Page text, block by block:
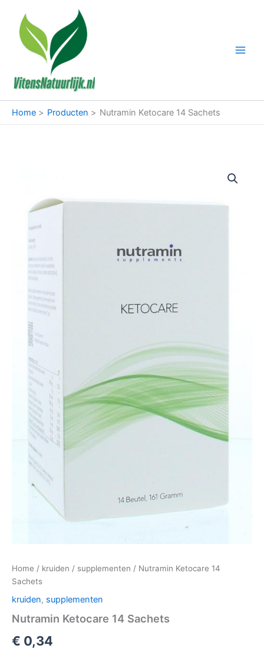
inhoud
Home Producten Nutramin Ketocare 14 Sachets
Home / kruiden / supplementen / Nutramin Ketocare 14
Sachets
kruiden, supplementen
Nutramin Ketocare 14 Sachets
€ 0,34